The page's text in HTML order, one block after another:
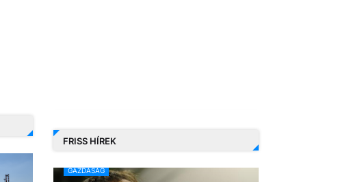
FRISS HÍREK
GAZDASÁG